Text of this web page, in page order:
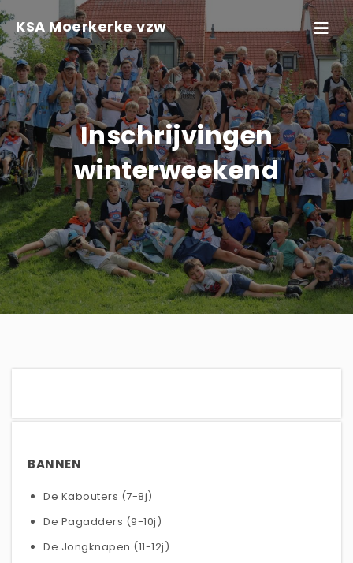
Skip to content
KSA Moerkerke vzw
Toggle
Inschrijvingen
winterweekend
BANNEN
De Kabouters (7-8j)
De Pagadders (9-10j)
De Jongknapen (11-12j)